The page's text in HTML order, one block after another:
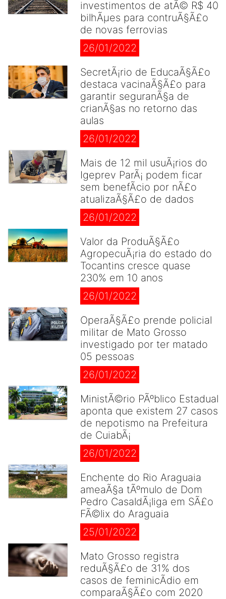
investimentos de atÃ© R$ 40
bilhÃµes para contruÃ§Ã£o
de novas ferrovias
26/01/2022
SecretÃ¡rio de EducaÃ§Ã£o
destaca vacinaÃ§Ã£o para
garantir seguranÃ§a de
crianÃ§as no retorno das
aulas
26/01/2022
Mais de 12 mil usuÃ¡rios do
Igeprev ParÃ¡ podem ficar
sem benefÃ­cio por nÃ£o
atualizaÃ§Ã£o de dados
26/01/2022
Valor da ProduÃ§Ã£o
AgropecuÃ¡ria do estado do
Tocantins cresce quase
230% em 10 anos
26/01/2022
OperaÃ§Ã£o prende policial
militar de Mato Grosso
investigado por ter matado
05 pessoas
26/01/2022
MinistÃ©rio PÃºblico Estadual
aponta que existem 27 casos
de nepotismo na Prefeitura
de CuiabÃ¡
26/01/2022
Enchente do Rio Araguaia
ameaÃ§a tÃºmulo de Dom
Pedro CasaldÃ¡liga em SÃ£o
FÃ©lix do Araguaia
25/01/2022
Mato Grosso registra
reduÃ§Ã£o de 31% dos
casos de feminicÃ­dio em
comparaÃ§Ã£o com 2020